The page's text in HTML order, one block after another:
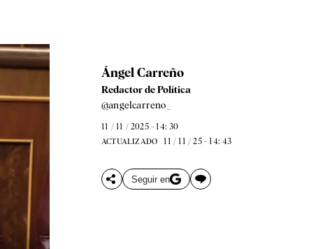
Ángel Carreño
Redactor de Política
@angelcarreno_
11 / 11 / 2025 - 14: 30
ACTUALIZADO 11 / 11 / 25 - 14: 43
Seguir en